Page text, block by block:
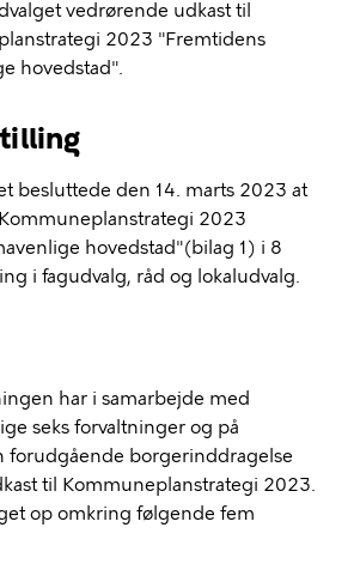
vedrørende udkast til
2023 "Fremtidens
hovedstad".
besluttede den 14. marts 2023 at
2023
hovedstad"(bilag 1) i 8
i fagudvalg, råd og lokaludvalg.
har i samarbejde med
seks forvaltninger og på
forudgående borgerinddragelse
til Kommuneplanstrategi 2023.
op omkring følgende fem